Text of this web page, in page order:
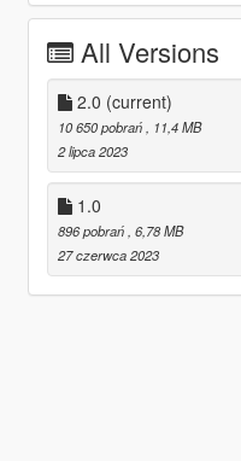
All Versions
2.0 (current)
10 650 pobrań
, 11,4 MB
2 lipca 2023
1.0
896 pobrań , 6,78 MB
27 czerwca 2023